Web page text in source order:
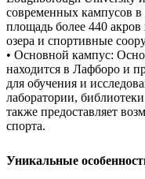
современных кампусов
площадь более 440
озера и спортивные
• Основной кампус:
находится в Лафборо и
для обучения и
лаборатории,
также предоставляет
спорта.
Уникальные